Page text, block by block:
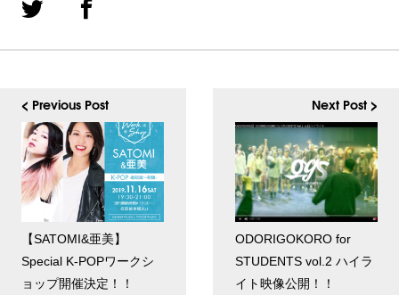
< Previous Post
【SATOMI&亜美】
Special K-POPワークシ
ョップ開催決定！！
Next Post >
ODORIGOKORO for
STUDENTS vol.2 ハイラ
イト映像公開！！